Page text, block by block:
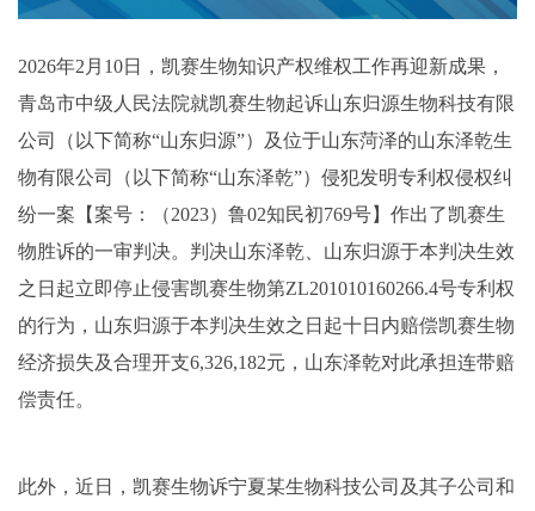
2026年2月10日，凯赛生物知识产权维权工作再迎新成果，
青岛市中级人民法院就凯赛生物起诉山东归源生物科技有限
公司（以下简称“山东归源”）及位于山东菏泽的山东泽乾生
物有限公司（以下简称“山东泽乾”）侵犯发明专利权侵权纠
纷一案【案号：（2023）鲁02知民初769号】作出了凯赛生
物胜诉的一审判决。判决山东泽乾、山东归源于本判决生效
之日起立即停止侵害凯赛生物第ZL201010160266.4号专利权
的行为，山东归源于本判决生效之日起十日内赔偿凯赛生物
经济损失及合理开支6,326,182元，山东泽乾对此承担连带赔
偿责任。
此外，近日，凯赛生物诉宁夏某生物科技公司及其子公司和